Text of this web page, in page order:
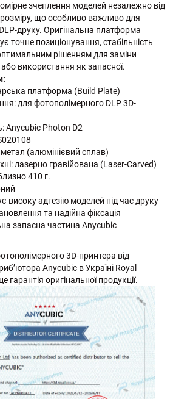
зчеплення моделей незалежно від
розміру, що особливо важливо для
друку. Оригінальна платформа
точне позиціонування, стабільність
рішенням для заміни
або використання як запасної.
платформа (Build Plate)
для фотополімерного DLP 3D-
Anycubic Photon D2
(алюмінієвий сплав)
лазерно гравійована (Laser-Carved)
410 г.
високу адгезію моделей під час друку
та надійна фіксація
запасна частина Anycubic
3D-принтера від
Anycubic в Україні Royal
гарантія оригінальної продукції.